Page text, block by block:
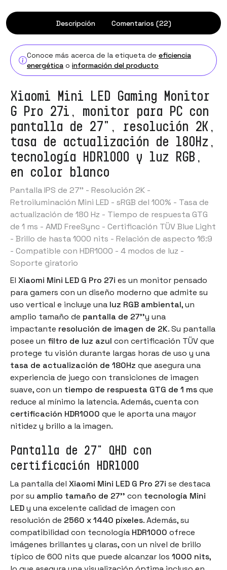
Descripción Comentarios (22)
Conoce más acerca de la etiqueta de eficiencia
energética o información del producto
Xiaomi Mini LED Gaming Monitor
G Pro 27i, monitor para PC con
pantalla de 27", resolución 2K,
tasa de actualización de 180Hz,
tecnología HDR1000 y luz RGB,
en color blanco
Pantalla IPS de 27'' - Resolución 2K -
Retroiluminación Mini LED - sRGB del 100% - Tasa de
actualización de 180 Hz - Tiempo de respuesta GTG
de 1 ms - AMD FreeSync - Certificación TÜV Blue Light
- Brillo de hasta 1000 nits - Relación de aspecto 16:9
- Compatible con HDR1000 - 4 modos de luz -
Soporte giratorio
El Xiaomi Mini LED G Pro 27i es un monitor pensado
para gamers con un diseño moderno que admite su
uso vertical e incluye una luz RGB ambiental, un
amplio tamaño de pantalla de 27''y una
impactante resolución de imagen de 2K. Su pantalla
posee un filtro de luz azul con certificación TÜV que
protege tu visión durante largas horas de uso y una
tasa de actualización de 180Hz que asegura una
experiencia de juego con transiciones de imagen
suave, con un tiempo de respuesta GTG de 1 msque
reduce al mínimo la latencia. Además, cuenta con
certificación HDR1000 que le aporta una mayor
nitidez y brillo a la imagen.
Pantalla de 27" QHD con
certificación HDR1000
La pantalla del Xiaomi Mini LED G Pro 27i se destaca
por su amplio tamaño de 27'' con tecnología Mini
LEDy una excelente calidad de imagen con
resolución de 2560 x 1440 píxeles. Además, su
compatibilidad con tecnología HDR1000 ofrece
imágenes brillantes y claras, con un nivel de brillo
típico de 600 nits que puede alcanzar los 1000 nits,